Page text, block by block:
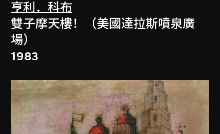
亨利．科布
雙子摩天樓！（美國達拉斯噴泉廣
場）
1983